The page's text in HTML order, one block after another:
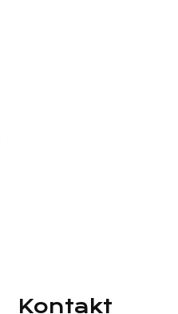
Kontakt